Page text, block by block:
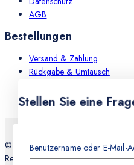
AGB
Bestellungen
Versand & Zahlung
Rückgabe & Umtausch
© 2026 Teknocell Handy
Recklinghausen
Stellen Sie eine
Benutzername oder E-Mail-